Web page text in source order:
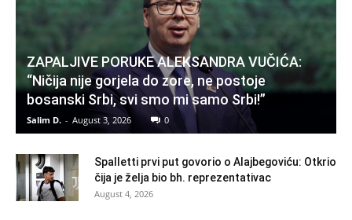
ZAPALJIVE PORUKE ALEKSANDRA VUČIĆA:
“Ničija nije gorjela do zore, ne postoje
bosanski Srbi, svi smo mi samo Srbi!”
Salim D. - August 3, 2026 0
Spalletti prvi put govorio o Alajbegoviću: Otkrio
čija je želja bio bh. reprezentativac
August 4, 2026